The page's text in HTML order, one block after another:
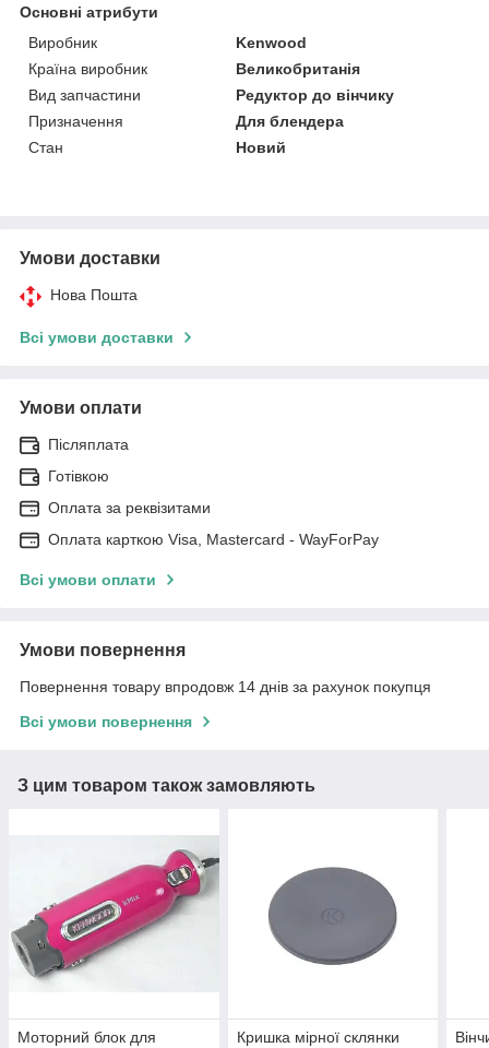
Основні атрибути
Виробник
Kenwood
Країна виробник
Великобританія
Вид запчастини
Редуктор до вінчику
Призначення
Для блендера
Стан
Новий
Умови доставки
Нова Пошта
Всі умови доставки
Умови оплати
Післяплата
Готівкою
Оплата за реквізитами
Оплата карткою Visa, Mastercard - WayForPay
Всі умови оплати
Умови повернення
Повернення товару впродовж 14 днів за рахунок покупця
Всі умови повернення
З цим товаром також замовляють
Моторний блок для
Кришка мірної склянки